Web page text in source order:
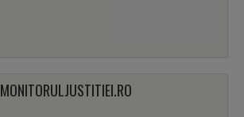
MONITORULJUSTITIEI.RO